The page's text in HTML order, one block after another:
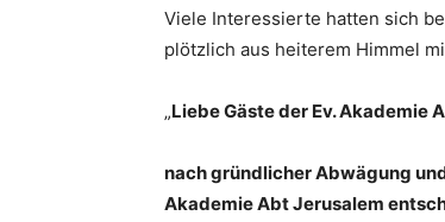
Viele Interessierte hatten sich
plötzlich aus heiterem Himmel
„Liebe Gäste der Ev. Akademie
nach gründlicher Abwägung
Akademie Abt Jerusalem